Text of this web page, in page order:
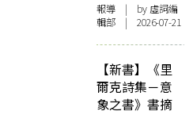
報導 | by 虛詞編
輯部 | 2026-07-21
【新書】《里
爾克詩集－意
象之書》書摘